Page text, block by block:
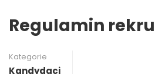
Regulamin
Kategorie
Kandydaci